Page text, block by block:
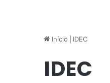
Início IDEC
IDEC